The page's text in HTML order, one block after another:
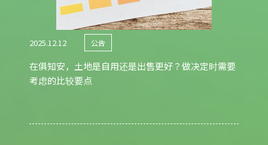
080-1911-3043
2025.12.12 公告
在俱知安，土地是自用还是出售更好？做决定时需要
考虑的比较要点